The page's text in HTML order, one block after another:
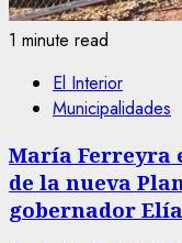
1 minute read
El Interior
Municipalidades
María Ferreyra
de la nueva
gobernador